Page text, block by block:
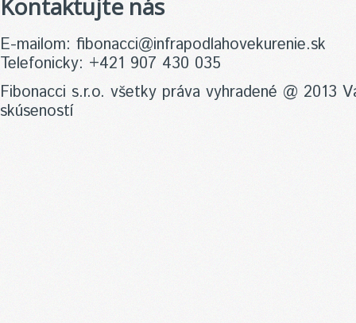
Kontaktujte nás
E-mailom: fibonacci@infrapodlahovekurenie.sk
Telefonicky: +421 907 430 035
Fibonacci s.r.o. všetky práva vyhradené @ 2013
skúseností